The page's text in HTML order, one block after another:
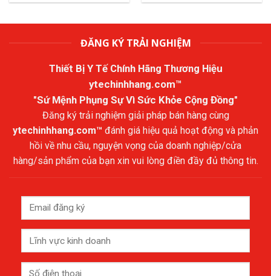
ĐĂNG KÝ TRẢI NGHIỆM
Thiết Bị Y Tế Chính Hãng Thương Hiệu
ytechinhhang.com™
"Sứ Mệnh Phụng Sự Vì Sức Khỏe Cộng Đồng"
Đăng ký trải nghiệm giải pháp bán hàng cùng
ytechinhhang.com™ đánh giá hiệu quả hoạt động và phản
hồi về nhu cầu, nguyện vọng của doanh nghiệp/cửa
hàng/sản phẩm của bạn xin vui lòng điền đầy đủ thông tin.